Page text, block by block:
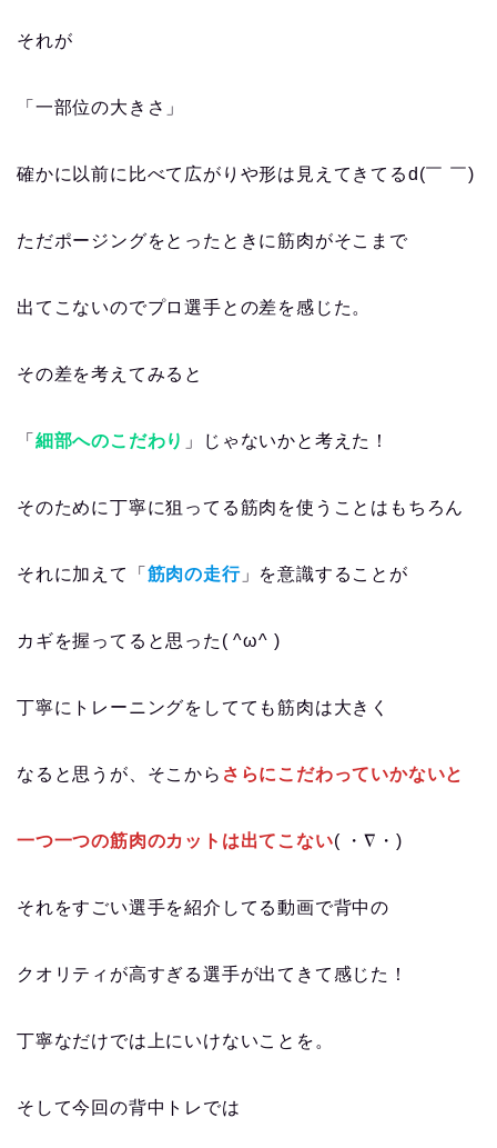
それが
「一部位の大きさ」
確かに以前に比べて広がりや形は見えてきてるd(￣ ￣)
ただポージングをとったときに筋肉がそこまで
出てこないのでプロ選手との差を感じた。
その差を考えてみると
「 細部へのこだわり 」じゃないかと考えた！
そのために丁寧に狙ってる筋肉を使うことはもちろん
それに加えて「 筋肉の走行」を意識することが
カギを握ってると思った( ^ω^ )
丁寧にトレーニングをしてても筋肉は大きく
なると思うが、そこから さらにこだわっていかないと
一つ一つの筋肉のカットは出てこない( ・∇・)
それをすごい選手を紹介してる動画で背中の
クオリティが高すぎる選手が出てきて感じた！
丁寧なだけでは上にいけないことを。
そして今回の背中トレでは